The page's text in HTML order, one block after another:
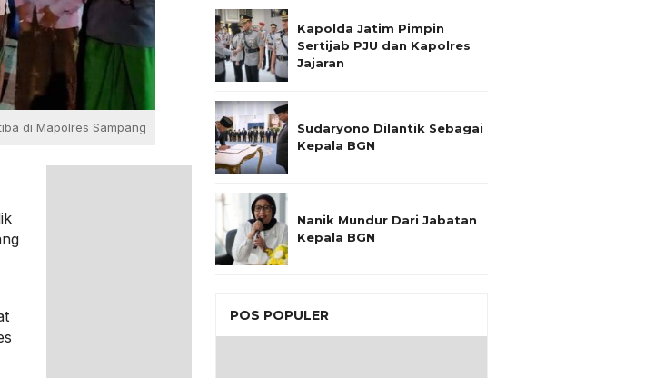
di Mapolres Sampang
Kapolda Jatim Pimpin
Sertijab PJU dan Kapolres
Jajaran
Sudaryono Dilantik Sebagai
Kepala BGN
Nanik Mundur Dari Jabatan
Kepala BGN
POS POPULER